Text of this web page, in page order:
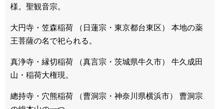
様。聖観音宗。
大円寺・笠森稲荷 （日蓮宗・東京都台東区） 本地の薬
王菩薩の名で祀られる。
真浄寺・縁切稲荷 （真言宗・茨城県牛久市） 牛久成田
山・稲荷大権現。
總持寺・穴熊稲荷 （曹洞宗・神奈川県横浜市） 曹洞宗